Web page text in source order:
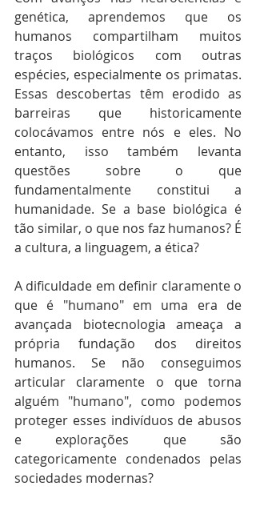
genética, aprendemos que os
humanos compartilham muitos
traços biológicos com outras
espécies, especialmente os primatas.
Essas descobertas têm erodido as
barreiras que historicamente
colocávamos entre nós e eles. No
entanto, isso também levanta
questões sobre o que
fundamentalmente constitui a
humanidade. Se a base biológica é
tão similar, o que nos faz humanos? É
a cultura, a linguagem, a ética?
A dificuldade em definir claramente o
que é "humano" em uma era de
avançada biotecnologia ameaça a
própria fundação dos direitos
humanos. Se não conseguimos
articular claramente o que torna
alguém "humano", como podemos
proteger esses indivíduos de abusos
e explorações que são
categoricamente condenados pelas
sociedades modernas?